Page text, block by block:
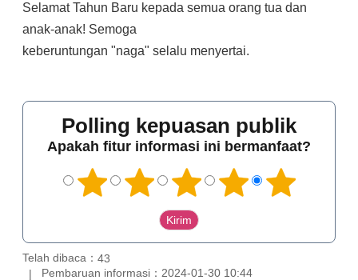
Selamat Tahun Baru kepada semua orang tua dan
anak-anak! Semoga
keberuntungan "naga" selalu menyertai.
Polling kepuasan publik
Apakah fitur informasi ini bermanfaat?
Telah dibaca： 43
Pembaruan informasi：2024-01-30 10:44